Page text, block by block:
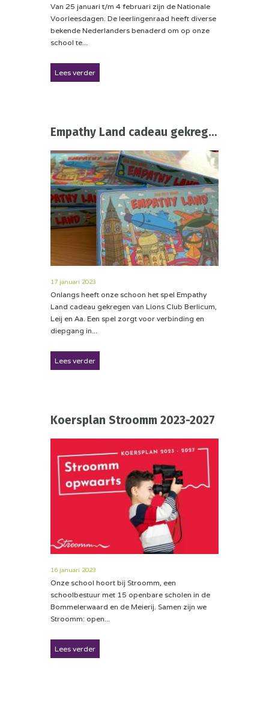
Van 25 januari t/m 4 februari zijn de Nationale
Voorleesdagen. De leerlingenraad heeft diverse
bekende Nederlanders benaderd om op onze
school te...
Lees verder
Empathy Land cadeau gekregen
17 januari 2023
Onlangs heeft onze schoon het spel Empathy
Land cadeau gekregen van Lions Club Berlicum,
Leij en Aa. Een spel zorgt voor verbinding en
diepgang in...
Lees verder
Koersplan Stroomm 2023-2027
16 januari 2023
Onze school hoort bij Stroomm, een
schoolbestuur met 15 openbare scholen in de
Bommelerwaard en de Meierij. Samen zijn we
Stroomm: open...
Lees verder